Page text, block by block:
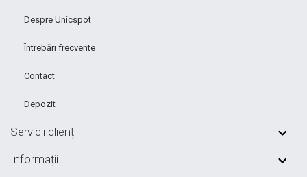
Despre Unicspot
Întrebări frecvente
Contact
Depozit
Servicii clienți
Informații